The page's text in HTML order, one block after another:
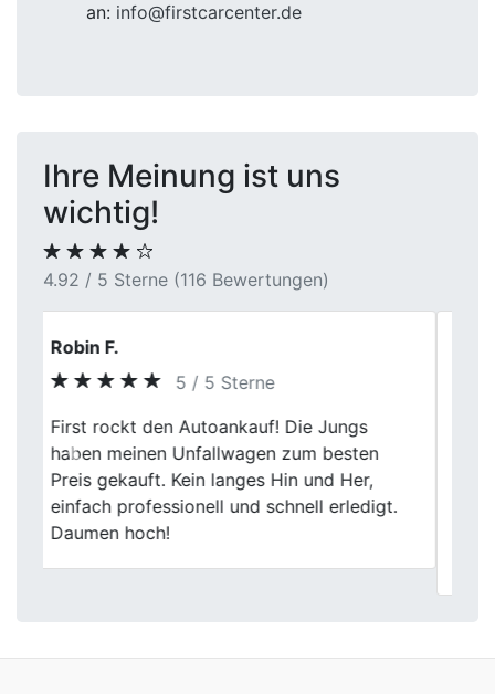
an: info@firstcarcenter.de
Ihre Meinung ist uns
wichtig!
4.92 / 5 Sterne (116 Bewertungen)
Kai
5 / 5 Sterne
Perfekter Autoverkauf! First Car Center hat
meinen Unfallwagen zum angemessenen
Preis gekauft. Die Abholung war bequem
und die Bezahlung schnell. Endlich konnte
ich mich von meinem alten Auto
Previous